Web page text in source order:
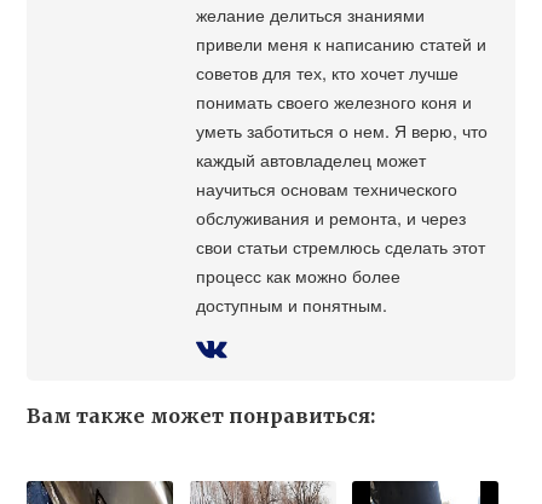
желание делиться знаниями
привели меня к написанию статей и
советов для тех, кто хочет лучше
понимать своего железного коня и
уметь заботиться о нем. Я верю, что
каждый автовладелец может
научиться основам технического
обслуживания и ремонта, и через
свои статьи стремлюсь сделать этот
процесс как можно более
доступным и понятным.
Вам также может понравиться: